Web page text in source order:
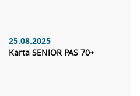
25.08.2025
Karta SENIOR PAS 70+